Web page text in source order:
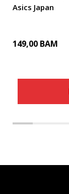
Asics Japan
149,00 BAM